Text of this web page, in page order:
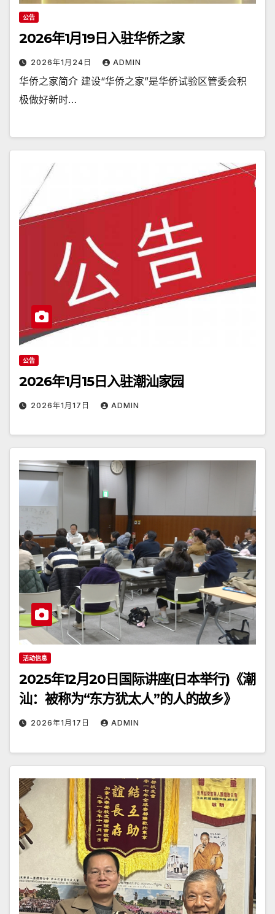
公告
2026年1月19日入驻华侨之家
2026年1月24日 ADMIN
华侨之家简介 建设“华侨之家”是华侨试验区管委会积
极做好新时…
公告
2026年1月15日入驻潮汕家园
2026年1月17日 ADMIN
活动信息
2025年12月20日国际讲座(日本举行)《潮
汕：被称为“东方犹太人”的人的故乡》
2026年1月17日 ADMIN